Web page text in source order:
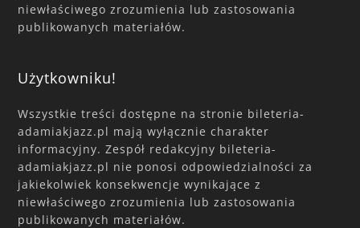
niewłaściwego zrozumienia lub zastosowania
publikowanych materiałów.
Użytkowniku!
Wszystkie treści dostępne na stronie bileteria-
adamiakjazz.pl mają wyłącznie charakter
informacyjny. Zespół redakcyjny bileteria-
adamiakjazz.pl nie ponosi odpowiedzialności za
jakiekolwiek konsekwencje wynikające z
niewłaściwego zrozumienia lub zastosowania
publikowanych materiałów.